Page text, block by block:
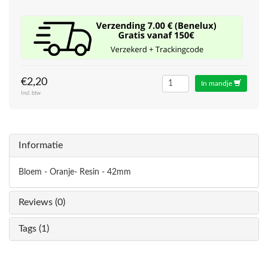
€2,20
Incl. btw
In mandje
Informatie
Bloem - Oranje- Resin - 42mm
Reviews (0)
Tags (1)